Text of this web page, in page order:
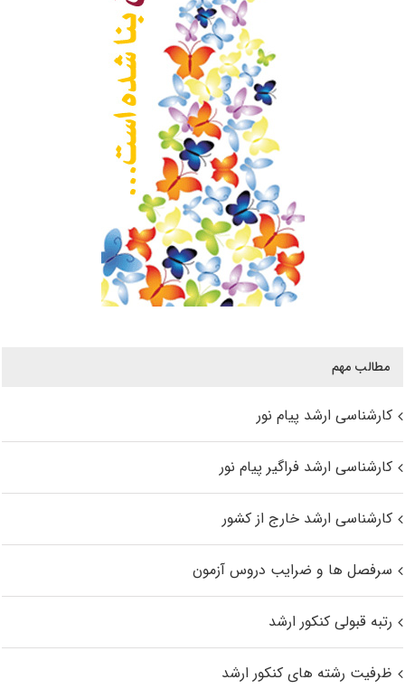
مطالب مهم
کارشناسی ارشد پیام نور
کارشناسی ارشد فراگیر پیام نور
کارشناسی ارشد خارج از کشور
سرفصل ها و ضرایب دروس آزمون
رتبه قبولی کنکور ارشد
ظرفیت رشته های کنکور ارشد